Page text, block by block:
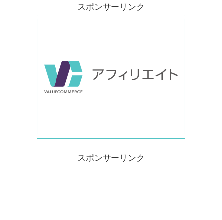
スポンサーリンク
スポンサーリンク